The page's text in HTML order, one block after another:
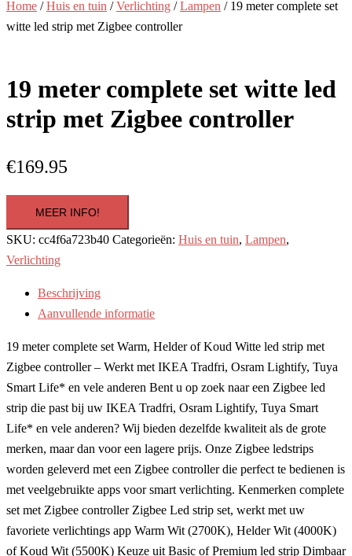
Home /Huis en tuin /Verlichting /Lampen / 19 meter complete set
witte led strip met Zigbee controller
19 meter complete set witte led
strip met Zigbee controller
€169.95
MEER INFO!
SKU: cc4f6a723b40 Categorieën: Huis en tuin, Lampen,
Verlichting
Beschrijving
Aanvullende informatie
19 meter complete set Warm, Helder of Koud Witte led strip met
Zigbee controller – Werkt met IKEA Tradfri, Osram Lightify, Tuya
Smart Life* en vele anderen Bent u op zoek naar een Zigbee led
strip die past bij uw IKEA Tradfri, Osram Lightify, Tuya Smart
Life* en vele anderen? Wij bieden dezelfde kwaliteit als de grote
merken, maar dan voor een lagere prijs. Onze Zigbee ledstrips
worden geleverd met een Zigbee controller die perfect te bedienen is
met veelgebruikte apps voor smart verlichting. Kenmerken complete
set met Zigbee controller Zigbee Led strip set, werkt met uw
favoriete verlichtings app Warm Wit (2700K), Helder Wit (4000K)
of Koud Wit (5500K) Keuze uit Basic of Premium led strip Dimbaar